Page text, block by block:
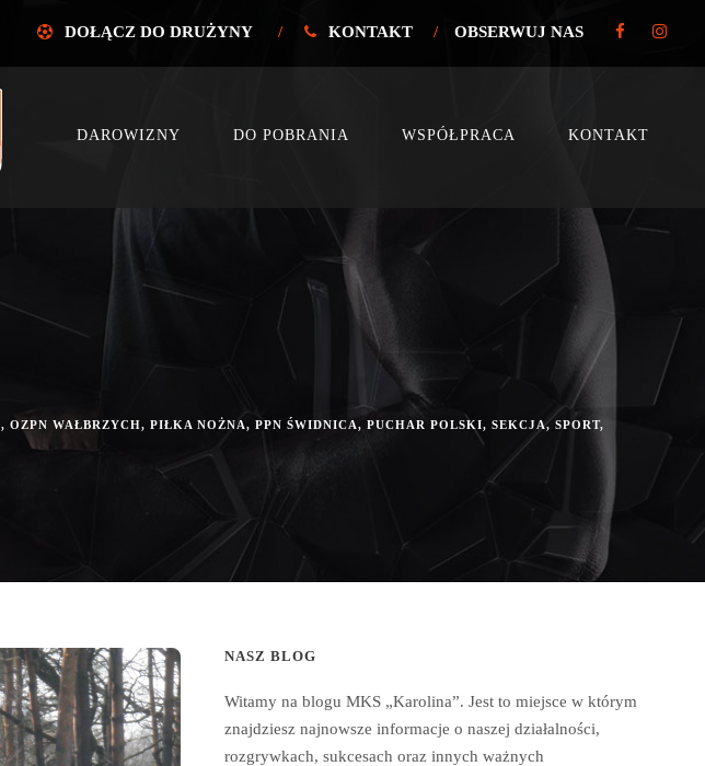
DOŁĄCZ DO DRUŻYNY / KONTAKT / OBSERWUJ NAS
DAROWIZNY DO POBRANIA WSPÓŁPRACA KONTAKT
, OZPN WAŁBRZYCH, PIŁKA NOŻNA, PPN ŚWIDNICA, PUCHAR POLSKI, SEKCJA, SPORT,
NASZ BLOG
Witamy na blogu MKS „Karolina”. Jest to miejsce w którym
znajdziesz najnowsze informacje o naszej działalności,
rozgrywkach, sukcesach oraz innych ważnych